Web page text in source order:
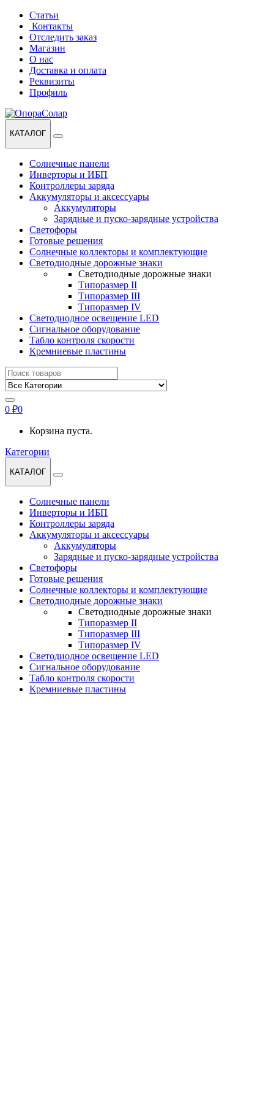
Перейти
навигации
Перейти
содержанию
Статьи
Контакты
Отследить заказ
Магазин
О нас
Доставка и оплата
Реквизиты
Профиль
КАТАЛОГ
Солнечные панели
Инверторы и ИБП
Контроллеры заряда
Аккумуляторы и аксессуары
Аккумуляторы
Зарядные и пуско-зарядные устройства
Светофоры
Готовые решения
Солнечные коллекторы и комплектующие
Светодиодные дорожные знаки
Светодиодные дорожные знаки
Типоразмер II
Типоразмер III
Типоразмер IV
Светодиодное освещение LED
Сигнальное оборудование
Табло контроля скорости
Кремниевые пластины
Найти:
0 ₽0
Корзина пуста.
Категории
КАТАЛОГ
Солнечные панели
Инверторы и ИБП
Контроллеры заряда
Аккумуляторы и аксессуары
Аккумуляторы
Зарядные и пуско-зарядные устройства
Светофоры
Готовые решения
Солнечные коллекторы и комплектующие
Светодиодные дорожные знаки
Светодиодные дорожные знаки
Типоразмер II
Типоразмер III
Типоразмер IV
Светодиодное освещение LED
Сигнальное оборудование
Табло контроля скорости
Кремниевые пластины